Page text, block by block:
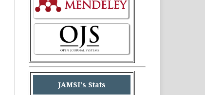
JAMSI's Stats